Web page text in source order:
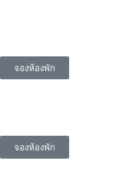
จองห้องพัก
จองห้องพัก